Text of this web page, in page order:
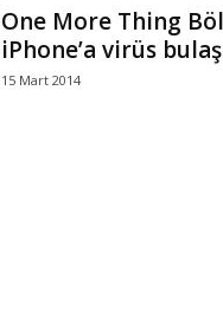
One More Thing
iPhone’a virüs
15 Mart 2014